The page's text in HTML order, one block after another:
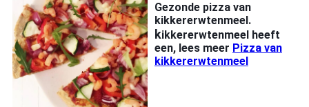
Gezonde pizza van
kikkererwtenmeel.
kikkererwtenmeel heeft
een, lees meer Pizza van
kikkererwtenmeel